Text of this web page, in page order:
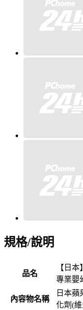
規格/說明
品名
【日
專業嬰
內容物名稱
日本蘋
化劑(